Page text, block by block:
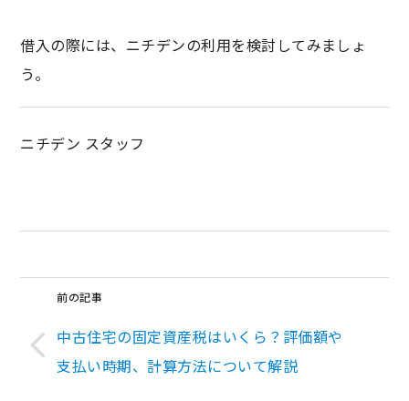
借入の際には、ニチデンの利用を検討してみましょ
う。
ニチデン スタッフ
前の記事
中古住宅の固定資産税はいくら？評価額や
支払い時期、計算方法について解説